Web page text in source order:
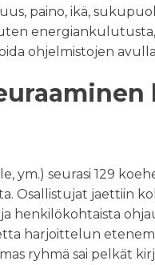
paino, ikä,
ohjelmistojen
ym.) seurasi 129
Osallistujat jaettiin
henkilökohtaista
harjoittelun
ryhmä sai pelkät